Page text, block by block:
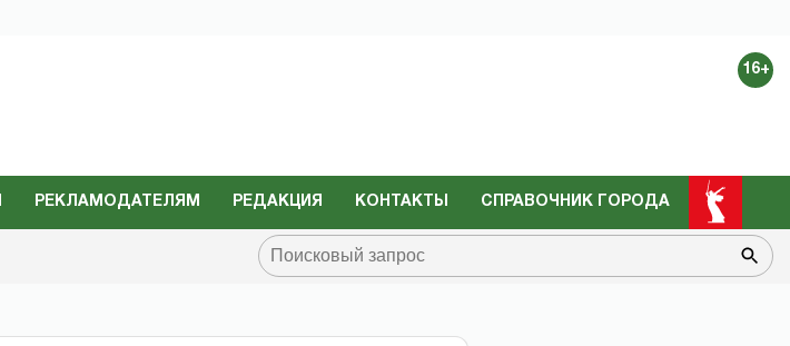
16+
РЕКЛАМОДАТЕЛЯМ РЕДАКЦИЯ КОНТАКТЫ СПРАВОЧНИК ГОРОДА